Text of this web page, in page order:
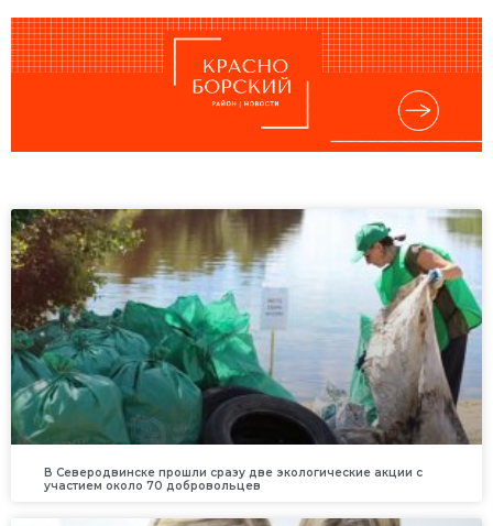
В Северодвинске прошли сразу две экологические акции с
участием около 70 добровольцев